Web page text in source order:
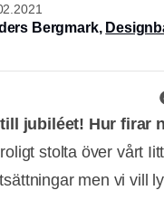
Bergmark,
jubiléet! Hur firar
stolta över vårt
men vi vill